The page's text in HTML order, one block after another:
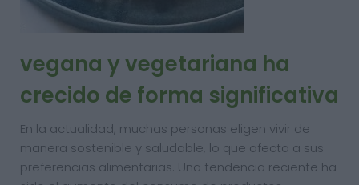
vegana y vegetariana ha
crecido de forma significativa
En la actualidad, muchas personas eligen vivir de
manera sostenible y saludable, lo que afecta a sus
preferencias alimentarias. Una tendencia reciente ha